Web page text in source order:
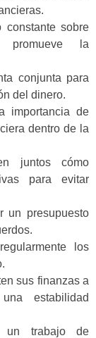
constante sobre
promueve la
conjunta para
del dinero.
importancia de
dentro de la
juntos cómo
para evitar
un presupuesto
los
sus finanzas a
estabilidad
un trabajo de